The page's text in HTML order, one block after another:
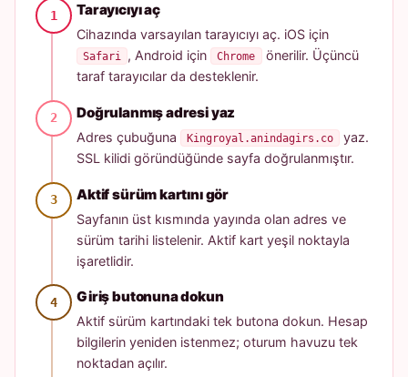
Tarayıcıyı aç
Cihazında varsayılan tarayıcıyı aç. iOS için
Safari , Android için Chrome
önerilir. Üçüncü
taraf tarayıcılar da desteklenir.
Doğrulanmış adresi yaz
Adres çubuğuna Kingroyal.anindagirs.co
yaz.
SSL kilidi göründüğünde sayfa doğrulanmıştır.
Aktif sürüm kartını gör
Sayfanın üst kısmında yayında olan adres ve
sürüm tarihi listelenir. Aktif kart yeşil noktayla
işaretlidir.
Giriş butonuna dokun
Aktif sürüm kartındaki tek butona dokun. Hesap
bilgilerin yeniden istenmez; oturum havuzu tek
noktadan açılır.